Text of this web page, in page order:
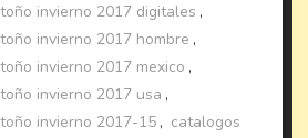
invierno 2017 digitales ,
invierno 2017 hombre ,
invierno 2017 mexico ,
invierno 2017 usa ,
invierno 2017-15 , catalogos